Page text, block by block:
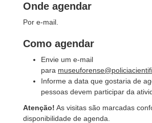
Onde agendar
Por e-mail.
Como agendar
Envie um e-mail
para
Informe a data que gostaria de
pessoas devem participar da
Atenção! As visitas são marcadas
disponibilidade de agenda.